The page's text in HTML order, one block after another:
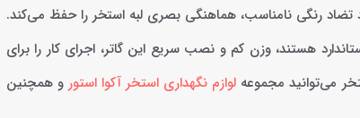
پلی آمید سفید 8×13 سانتی به‌جای ایجاد تضاد رنگی نامناسب، هماهنگی بصری لبه استخر را حفظ می‌کند.
هستند، وزن کم و نصب سریع این گاتر، اجرای کار را برای
می‌توانید مجموعهلوازم نگهداری استخر آکوا استورو همچنین